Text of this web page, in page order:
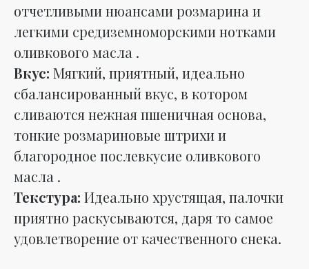
отчетливыми нюансами розмарина и
легкими средиземноморскими нотками
оливкового масла .
Вкус: Мягкий, приятный, идеально
сбалансированный вкус, в котором
сливаются нежная пшеничная основа,
тонкие розмариновые штрихи и
благородное послевкусие оливкового
масла .
Текстура: Идеально хрустящая, палочки
приятно раскусываются, даря то самое
удовлетворение от качественного снека.